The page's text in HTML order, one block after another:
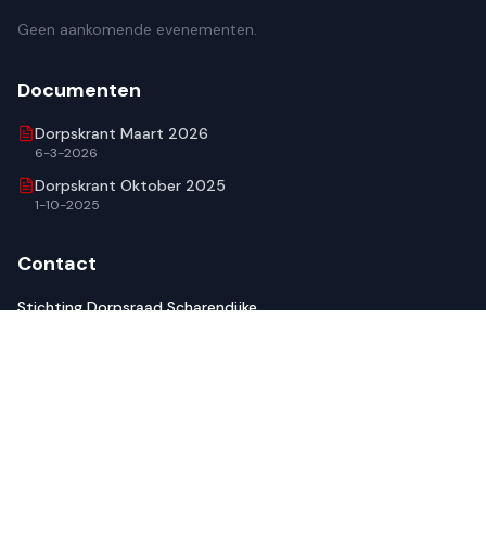
Geen aankomende evenementen.
Documenten
Dorpskrant Maart 2026
6-3-2026
Dorpskrant Oktober 2025
1-10-2025
Contact
Stichting Dorpsraad Scharendijke